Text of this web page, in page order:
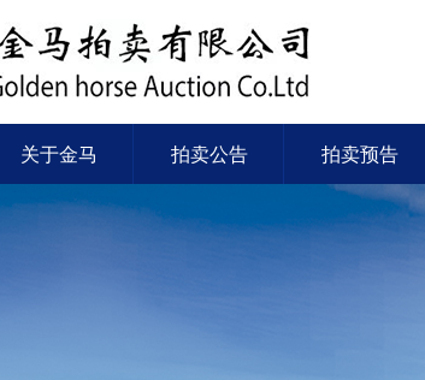
关于金马 拍卖公告 拍卖预告